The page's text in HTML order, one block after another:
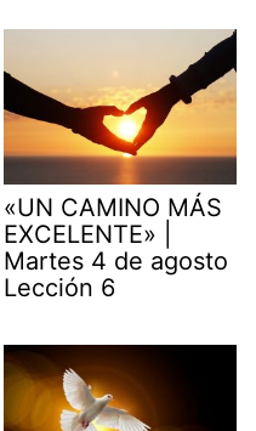
«UN CAMINO MÁS
EXCELENTE» |
Martes 4 de agosto
Lección 6